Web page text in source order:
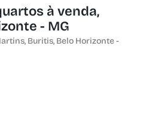
à venda,
- MG
Buritis, Belo Horizonte -